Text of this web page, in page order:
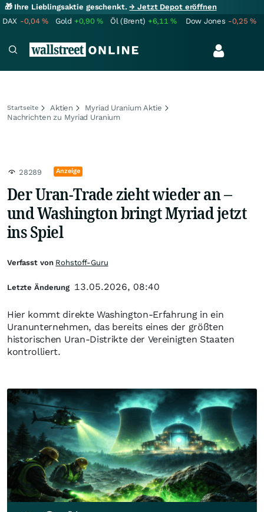
🎁 Ihre Lieblingsaktie geschenkt.→ Jetzt Depot eröffnen
DAX -0,04% Gold +0,90% Öl (Brent) +6,11% Dow Jones -0,25%
Startseite Aktien
Myriad Uranium Aktie
Nachrichten zu Myriad Uranium
28289 Anzeige
Der Uran-Trade zieht wieder an –
und Washington bringt Myriad jetzt
ins Spiel
Hier kommt direkte Washington-Erfahrung in ein
Uranunternehmen, das bereits eines der größten
historischen Uran-Distrikte der Vereinigten Staaten
kontrolliert.
Verfasst von Rohstoff-Guru
Letzte Änderung 13.05.2026, 08:40